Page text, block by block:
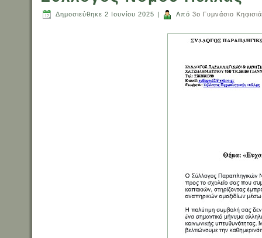
Δημοσιεύθηκε 2 Ιουνίου 2025 | Από 3ο Γυμνάσιο